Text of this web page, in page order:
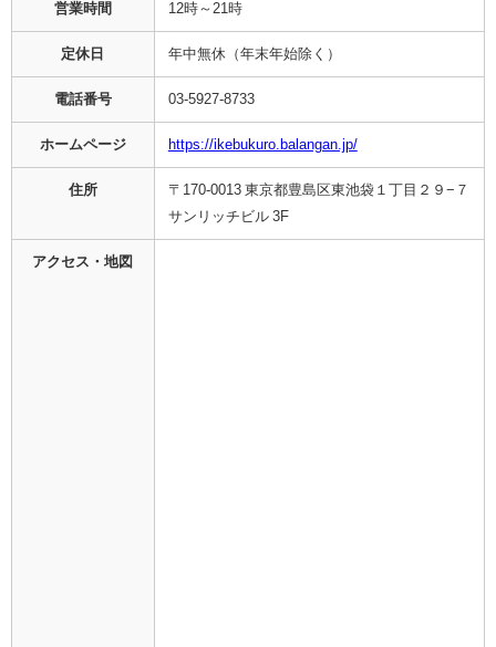
営業時間 12時～21時
定休日 年中無休（年末年始除く）
電話番号 03-5927-8733
ホームページ https://ikebukuro.balangan.jp/
住所
〒170-0013 東京都豊島区東池袋１丁目２９−７
サンリッチビル 3F
アクセス・地図